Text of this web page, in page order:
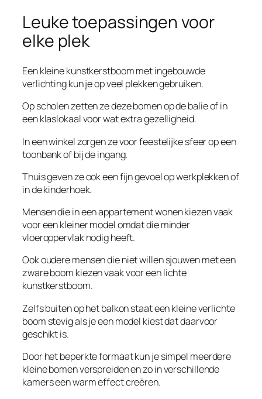
Leuke toepassingen voor
elke plek
Een kleine kunstkerstboom met ingebouwde
verlichting kun je op veel plekken gebruiken.
Op scholen zetten ze deze bomen op de balie of in
een klaslokaal voor wat extra gezelligheid.
In een winkel zorgen ze voor feestelijke sfeer op een
toonbank of bij de ingang.
Thuis geven ze ook een fijn gevoel op werkplekken of
in de kinderhoek.
Mensen die in een appartement wonen kiezen vaak
voor een kleiner model omdat die minder
vloeroppervlak nodig heeft.
Ook oudere mensen die niet willen sjouwen met een
zware boom kiezen vaak voor een lichte
kunstkerstboom.
Zelfs buiten op het balkon staat een kleine verlichte
boom stevig als je een model kiest dat daarvoor
geschikt is.
Door het beperkte formaat kun je simpel meerdere
kleine bomen verspreiden en zo in verschillende
kamers een warm effect creëren.